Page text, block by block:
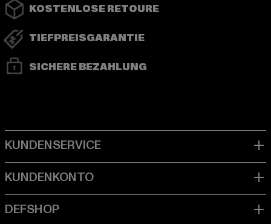
KOSTENLOSE RETOURE
TIEFPREISGARANTIE
SICHERE BEZAHLUNG